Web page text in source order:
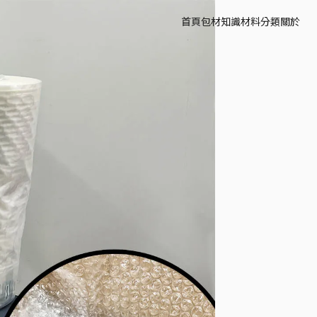
首頁包材知識材料分類關於